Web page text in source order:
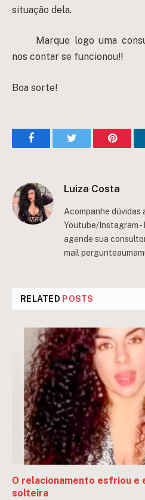
situação dela.
Marque logo uma
nos contar se funcionou!!
Boa sorte!
FacebookTwitter
Luiza Costa
Acompanhe dúvidas
Youtube/Instagram -
agende sua
mail
RELATED POSTS
O relacionamento esfriou e
solteira